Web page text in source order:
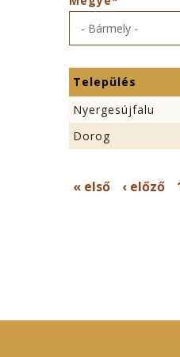
Település
Nyergesújfalu
Dorog
« első ‹ előző